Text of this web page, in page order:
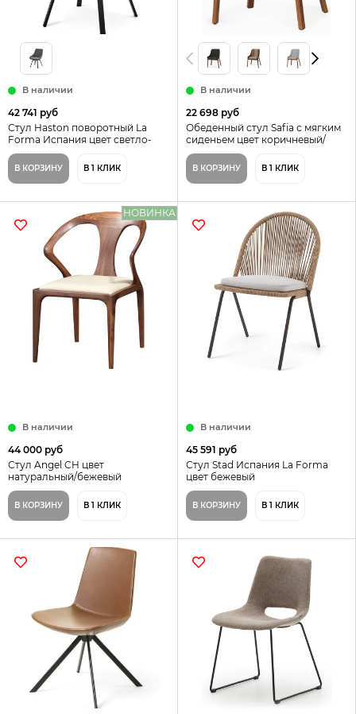
В наличии
42 741 руб
Стул Haston поворотный La
Forma Испания цвет светло-
серый
В КОРЗИНУ В 1 КЛИК
В наличии
22 698 руб
Обеденный стул Safia с мягким
сиденьем цвет коричневый/
серый
В КОРЗИНУ В 1 КЛИК
НОВИНКА
В наличии
44 000 руб
Стул Angel CH цвет
натуральный/бежевый
В КОРЗИНУ В 1 КЛИК
В наличии
45 591 руб
Стул Stad Испания La Forma
цвет бежевый
В КОРЗИНУ В 1 КЛИК